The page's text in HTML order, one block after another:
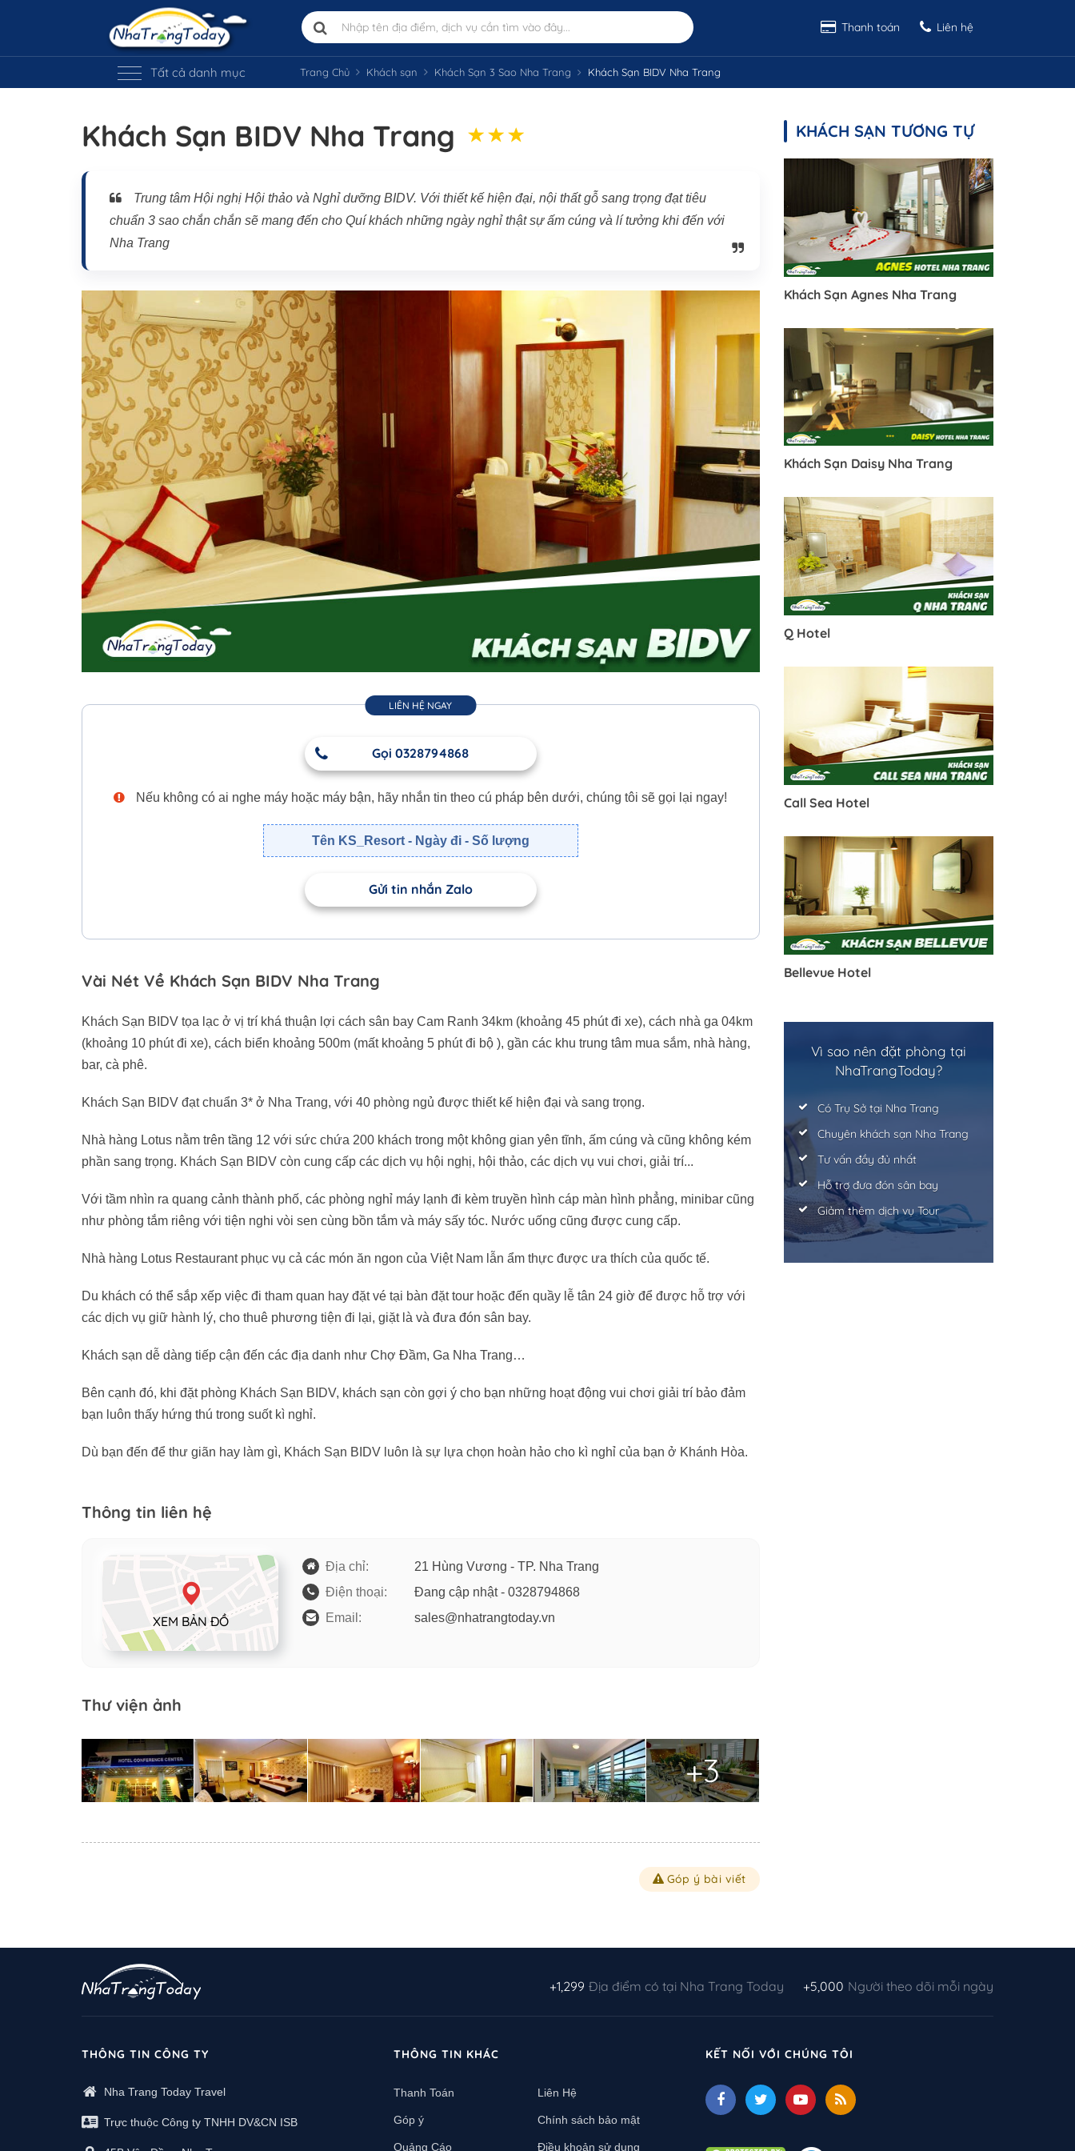
Thanh toán Liên hệ
Tất cả danh mục Trang Chủ Khách sạn Khách Sạn 3 Sao Nha Trang Khách Sạn BIDV Nha Trang
Khách Sạn BIDV Nha Trang
Trung tâm Hội nghị Hội thảo và Nghỉ dưỡng BIDV. Với thiết kế hiện đại, nội thất gỗ sang trọng đạt tiêu
chuẩn 3 sao chắn chắn sẽ mang đến cho Quí khách những ngày nghỉ thật sự ấm cúng và lí tưởng khi đến với
Nha Trang
LIÊN HỆ NGAY
Gọi 0328794868
Nếu không có ai nghe máy hoặc máy bận, hãy nhắn tin theo cú pháp bên dưới, chúng tôi sẽ gọi lại ngay!
Tên KS_Resort - Ngày đi - Số lượng
Gửi tin nhắn Zalo
Vài Nét Về Khách Sạn BIDV Nha Trang
Khách Sạn BIDV tọa lạc ở vị trí khá thuận lợi cách sân bay Cam Ranh 34km (khoảng 45 phút đi xe), cách nhà ga 04km
(khoảng 10 phút đi xe), cách biển khoảng 500m (mất khoảng 5 phút đi bộ ), gần các khu trung tâm mua sắm, nhà hàng,
bar, cà phê.
Khách Sạn BIDV đạt chuẩn 3* ở Nha Trang, với 40 phòng ngủ được thiết kế hiện đại và sang trọng.
Nhà hàng Lotus nằm trên tầng 12 với sức chứa 200 khách trong một không gian yên tĩnh, ấm cúng và cũng không kém
phần sang trọng. Khách Sạn BIDV còn cung cấp các dịch vụ hội nghị, hội thảo, các dịch vụ vui chơi, giải trí...
Với tầm nhìn ra quang cảnh thành phố, các phòng nghỉ máy lạnh đi kèm truyền hình cáp màn hình phẳng, minibar cũng
như phòng tắm riêng với tiện nghi vòi sen cùng bồn tắm và máy sấy tóc. Nước uống cũng được cung cấp.
Nhà hàng Lotus Restaurant phục vụ cả các món ăn ngon của Việt Nam lẫn ẩm thực được ưa thích của quốc tế.
Du khách có thể sắp xếp việc đi tham quan hay đặt vé tại bàn đặt tour hoặc đến quầy lễ tân 24 giờ để được hỗ trợ với
các dịch vụ giữ hành lý, cho thuê phương tiện đi lại, giặt là và đưa đón sân bay.
Khách sạn dễ dàng tiếp cận đến các địa danh như Chợ Đầm, Ga Nha Trang…
Bên cạnh đó, khi đặt phòng Khách Sạn BIDV, khách sạn còn gợi ý cho bạn những hoạt động vui chơi giải trí bảo đảm
bạn luôn thấy hứng thú trong suốt kì nghỉ.
Dù bạn đến để thư giãn hay làm gì, Khách Sạn BIDV luôn là sự lựa chọn hoàn hảo cho kì nghỉ của bạn ở Khánh Hòa.
Thông tin liên hệ
XEM BẢN ĐỒ
Địa chỉ:
21 Hùng Vương - TP. Nha Trang
Điện thoại:
Đang cập nhật - 0328794868
Email:
sales@nhatrangtoday.vn
Vị trí trên bản đồ
Thư viện ảnh
+3
Góp ý bài viết
KHÁCH SẠN TƯƠNG TỰ
Khách Sạn Agnes Nha Trang
Khách Sạn Daisy Nha Trang
Q Hotel
Call Sea Hotel
Bellevue Hotel
Vì sao nên đặt phòng tại
NhaTrangToday?
Có Trụ Sở tại Nha Trang
Chuyên khách sạn Nha Trang
Tư vấn đầy đủ nhất
Hỗ trợ đưa đón sân bay
Giảm thêm dịch vụ Tour
+1,299 Địa điểm có tại Nha Trang Today +5,000 Người theo dõi mỗi ngày
THÔNG TIN CÔNG TY
Nha Trang Today Travel
Trực thuộc Công ty TNHH DV&CN ISB
THÔNG TIN KHÁC
Thanh Toán Liên Hệ
Góp ý Chính sách bảo mật
Quảng Cáo Điều khoản sử dụng
KẾT NỐI VỚI CHÚNG TÔI